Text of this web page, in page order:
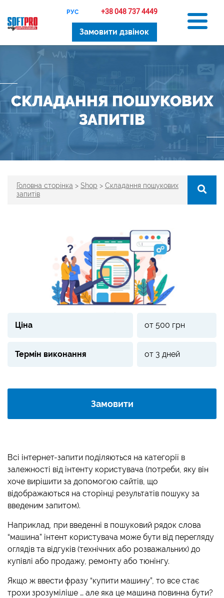
РУС +38 048 737 4449
Замовити дзвінок
СКЛАДАННЯ ПОШУКОВИХ
ЗАПИТІВ
Головна сторінка > Shop > Складання пошукових
запитів
Ціна от 500 грн
Термін виконання от 3 дней
Замовити
Всі інтернет-запити поділяються на категорії в
залежності від інтенту користувача (потреби, яку він
хоче вирішити за допомогою сайтів, що
відображаються на сторінці результатів пошуку за
введеним запитом).
Наприклад, при введенні в пошуковий рядок слова
“машина” інтент користувача може бути від перегляду
оглядів та відгуків (технічних або розважальних) до
купівлі або продажу, ремонту або тюнінгу.
Якщо ж ввести фразу “купити машину”, то все стає
трохи зрозуміліше … але яка це машина повинна бути?